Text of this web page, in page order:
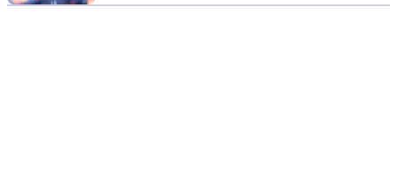
van"